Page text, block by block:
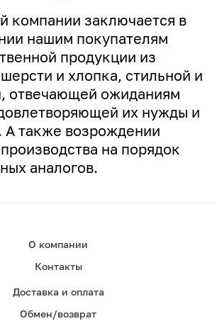
компании заключается в
нашим покупателям
продукции из
и хлопка, стильной и
отвечающей ожиданиям
их нужды и
А также возрождении
на порядок
аналогов.
О компании
Контакты
Доставка и оплата
Обмен/возврат